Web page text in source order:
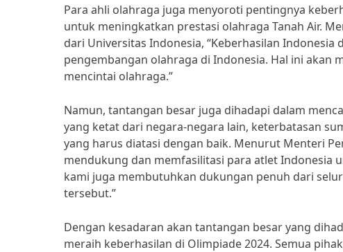
Para ahli olahraga juga menyoroti pentingnya
untuk meningkatkan prestasi olahraga Tanah Air.
dari Universitas Indonesia, “Keberhasilan
pengembangan olahraga di Indonesia. Hal ini akan
mencintai olahraga.”
Namun, tantangan besar juga dihadapi dalam
yang ketat dari negara-negara lain, keterbatasan
yang harus diatasi dengan baik. Menurut Menteri
mendukung dan memfasilitasi para atlet Indonesia
kami juga membutuhkan dukungan penuh dari
tersebut.”
Dengan kesadaran akan tantangan besar yang
meraih keberhasilan di Olimpiade 2024. Semua